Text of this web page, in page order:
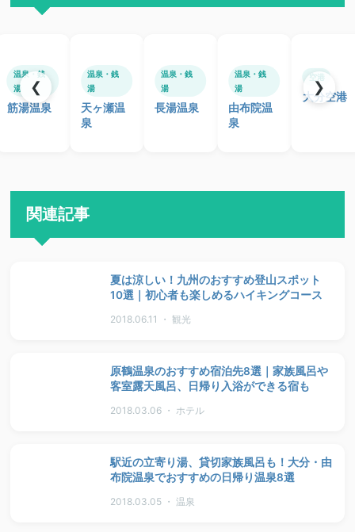
温泉・銭
湯
筋湯温泉
温泉・銭
湯
天ヶ瀬温
泉
温泉・銭
湯
長湯温泉
温泉・銭
湯
由布院温
泉
空港
大分空港
❮ ❯
関連記事
夏は涼しい！九州のおすすめ登山スポット
10選｜初心者も楽しめるハイキングコース
2018.06.11 ・ 観光
原鶴温泉のおすすめ宿泊先8選｜家族風呂や
客室露天風呂、日帰り入浴ができる宿も
2018.03.06 ・ ホテル
駅近の立寄り湯、貸切家族風呂も！大分・由
布院温泉でおすすめの日帰り温泉8選
2018.03.05 ・ 温泉